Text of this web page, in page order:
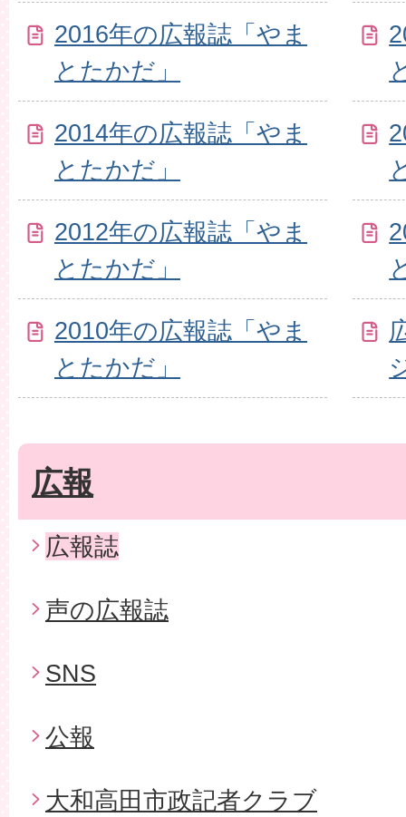
2016年の広報誌「やま
とたかだ」
2014年の広報誌「やま
とたかだ」
2012年の広報誌「やま
とたかだ」
2010年の広報誌「やま
とたかだ」
広報
広報誌
声の広報誌
SNS
公報
大和高田市政記者クラブ